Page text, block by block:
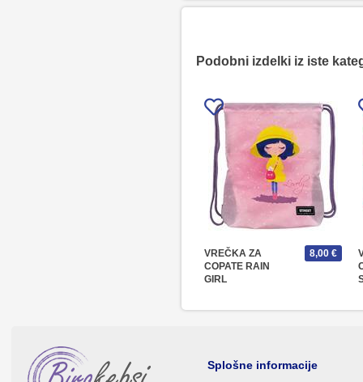
Podobni izdelki iz iste
VREČKA ZA
COPATE RAIN
GIRL
8,00 €
Splošne informacije